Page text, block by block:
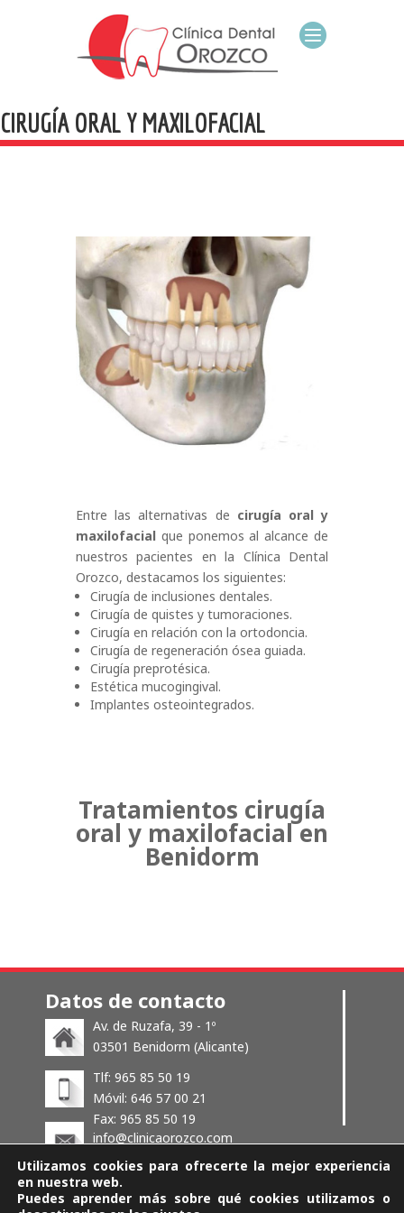
CIRUGÍA ORAL Y MAXILOFACIAL
Entre las alternativas de cirugía oral y
maxilofacial que ponemos al alcance de
nuestros pacientes en la Clínica Dental
Orozco, destacamos los siguientes:
Cirugía de inclusiones dentales.
Cirugía de quistes y tumoraciones.
Cirugía en relación con la ortodoncia.
Cirugía de regeneración ósea guiada.
Cirugía preprotésica.
Estética mucogingival.
Implantes osteointegrados.
Tratamientos cirugía
oral y maxilofacial en
Benidorm
Datos de contacto
Av. de Ruzafa, 39 - 1º
03501 Benidorm (Alicante)
Tlf: 965 85 50 19
Móvil: 646 57 00 21
Fax: 965 85 50 19
info@clinicaorozco.com
Utilizamos cookies para ofrecerte la mejor experiencia
en nuestra web.
Puedes aprender más sobre qué cookies utilizamos o